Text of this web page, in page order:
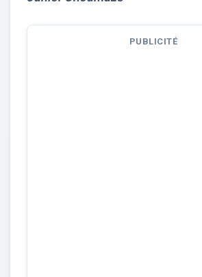
PUBLICITÉ